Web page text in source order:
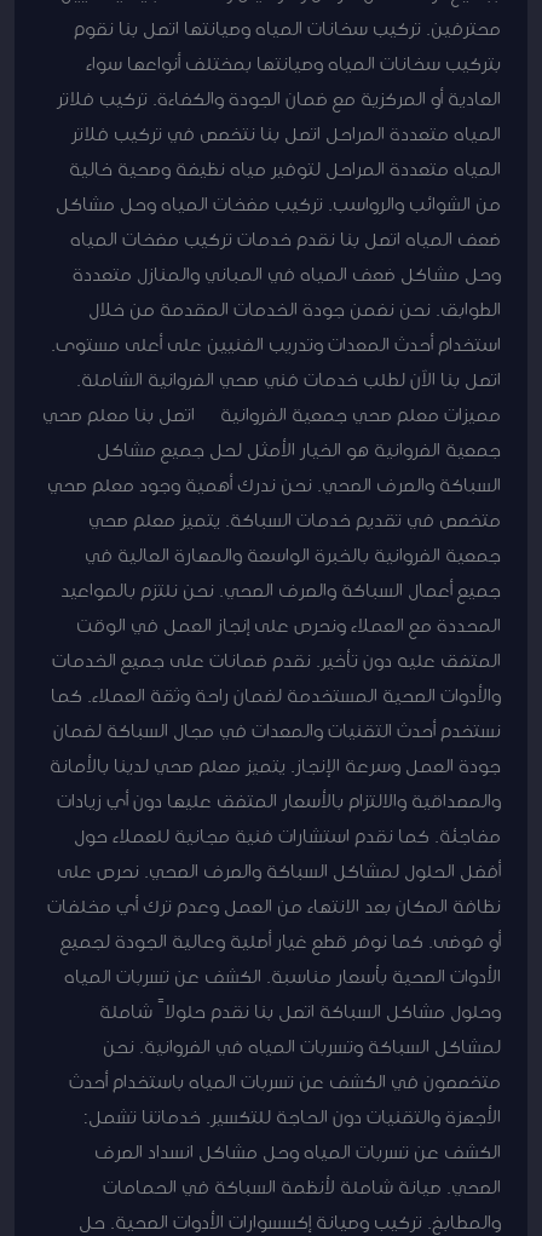
محترفين. تركيب سخانات المياه وصيانتها اتصل بنا نقوم
بتركيب سخانات المياه وصيانتها بمختلف أنواعها سواء
العادية أو المركزية مع ضمان الجودة والكفاءة. تركيب فلاتر
المياه متعددة المراحل اتصل بنا نتخصص في تركيب فلاتر
المياه متعددة المراحل لتوفير مياه نظيفة وصحية خالية
من الشوائب والرواسب. تركيب مضخات المياه وحل مشاكل
ضعف المياه اتصل بنا نقدم خدمات تركيب مضخات المياه
وحل مشاكل ضعف المياه في المباني والمنازل متعددة
الطوابق. نحن نضمن جودة الخدمات المقدمة من خلال
استخدام أحدث المعدات وتدريب الفنيين على أعلى مستوى.
اتصل بنا الآن لطلب خدمات فني صحي الفروانية الشاملة.
مميزات معلم صحي جمعية الفروانية اتصل بنا معلم صحي
جمعية الفروانية هو الخيار الأمثل لحل جميع مشاكل
السباكة والصرف الصحي. نحن ندرك أهمية وجود معلم صحي
متخصص في تقديم خدمات السباكة. يتميز معلم صحي
جمعية الفروانية بالخبرة الواسعة والمهارة العالية في
جميع أعمال السباكة والصرف الصحي. نحن نلتزم بالمواعيد
المحددة مع العملاء ونحرص على إنجاز العمل في الوقت
المتفق عليه دون تأخير. نقدم ضمانات على جميع الخدمات
والأدوات الصحية المستخدمة لضمان راحة وثقة العملاء. كما
نستخدم أحدث التقنيات والمعدات في مجال السباكة لضمان
جودة العمل وسرعة الإنجاز. يتميز معلم صحي لدينا بالأمانة
والمصداقية والالتزام بالأسعار المتفق عليها دون أي زيادات
مفاجئة. كما نقدم استشارات فنية مجانية للعملاء حول
أفضل الحلول لمشاكل السباكة والصرف الصحي. نحرص على
نظافة المكان بعد الانتهاء من العمل وعدم ترك أي مخلفات
أو فوضى. كما نوفر قطع غيار أصلية وعالية الجودة لجميع
الأدوات الصحية بأسعار مناسبة. الكشف عن تسربات المياه
وحلول مشاكل السباكة اتصل بنا نقدم حلولاً شاملة
لمشاكل السباكة وتسربات المياه في الفروانية. نحن
متخصصون في الكشف عن تسربات المياه باستخدام أحدث
الأجهزة والتقنيات دون الحاجة للتكسير. خدماتنا تشمل:
الكشف عن تسربات المياه وحل مشاكل انسداد الصرف
الصحي. صيانة شاملة لأنظمة السباكة في الحمامات
والمطابخ. تركيب وصيانة إكسسوارات الأدوات الصحية. حل